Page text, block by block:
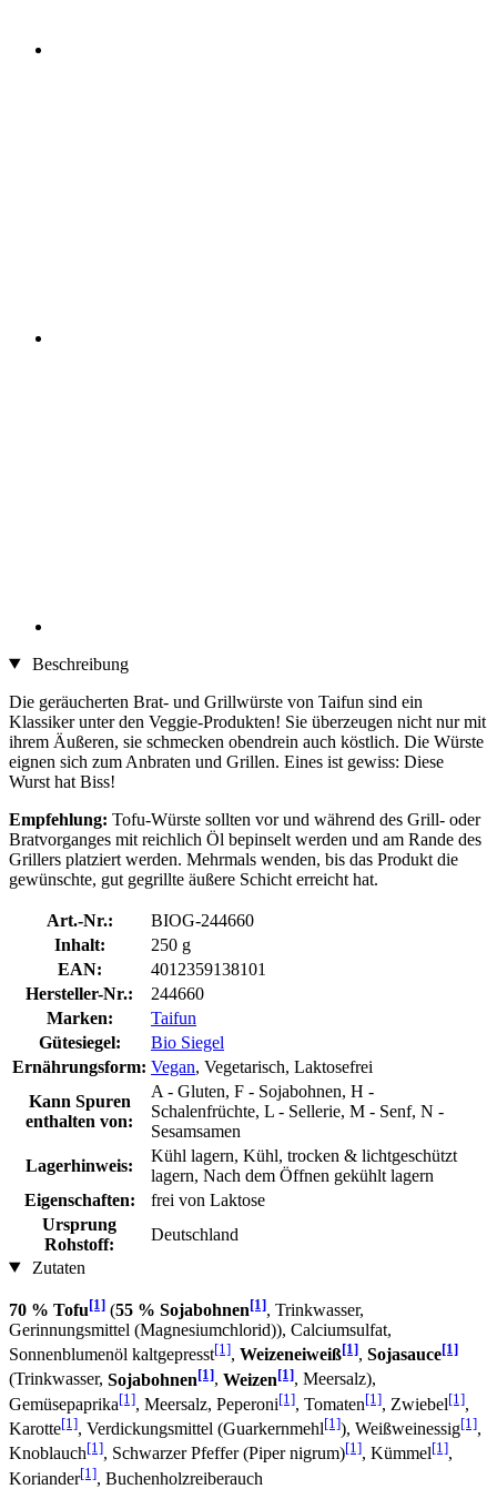
Beschreibung
Die geräucherten Brat- und Grillwürste von Taifun sind ein
Klassiker unter den Veggie-Produkten! Sie überzeugen nicht nur mit
ihrem Äußeren, sie schmecken obendrein auch köstlich. Die Würste
eignen sich zum Anbraten und Grillen. Eines ist gewiss: Diese
Wurst hat Biss!
Empfehlung: Tofu-Würste sollten vor und während des Grill- oder
Bratvorganges mit reichlich Öl bepinselt werden und am Rande des
Grillers platziert werden. Mehrmals wenden, bis das Produkt die
gewünschte, gut gegrillte äußere Schicht erreicht hat.
Art.-Nr.:
BIOG-244660
Inhalt:
250 g
EAN:
4012359138101
Hersteller-Nr.:
244660
Marken:
Taifun
Gütesiegel:
Bio Siegel
Ernährungsform: Vegan, Vegetarisch, Laktosefrei
Kann Spuren
enthalten von:
A - Gluten, F - Sojabohnen, H -
Schalenfrüchte, L - Sellerie, M - Senf, N -
Sesamsamen
Lagerhinweis:
Kühl lagern, Kühl, trocken & lichtgeschützt
lagern, Nach dem Öffnen gekühlt lagern
Eigenschaften:
frei von Laktose
Ursprung
Rohstoff:
Deutschland
Zutaten
70 % Tofu[1] (55 % Sojabohnen[1], Trinkwasser,
Gerinnungsmittel (Magnesiumchlorid)), Calciumsulfat,
Sonnenblumenöl kaltgepresst[1], Weizeneiweiß[1], Sojasauce[1]
(Trinkwasser, Sojabohnen[1], Weizen[1], Meersalz),
Gemüsepaprika[1], Meersalz, Peperoni[1], Tomaten[1], Zwiebel[1],
Karotte[1], Verdickungsmittel (Guarkernmehl[1]), Weißweinessig[1],
Knoblauch[1], Schwarzer Pfeffer (Piper nigrum)[1], Kümmel[1],
Koriander[1], Buchenholzreiberauch